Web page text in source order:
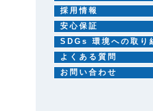
採用情報
安心保証
SDGs 環境への取り
よくある質問
お問い合わせ